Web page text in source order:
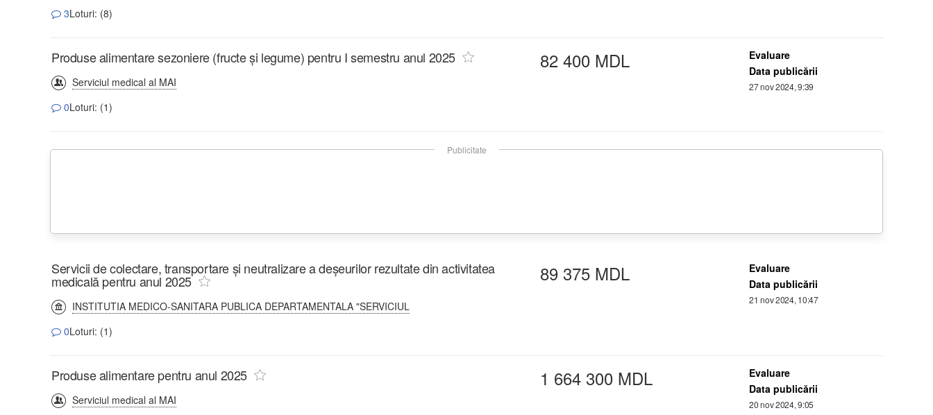
3Loturi: (8)
Produse alimentare sezoniere (fructe și legume) pentru I semestru anul 2025
Serviciul medical al MAI
0Loturi: (1)
82 400 MDL
Evaluare
Data publicării
27 nov 2024, 9:39
Publicitate
Servicii de colectare, transportare și neutralizare a deșeurilor rezultate din activitatea
medicală pentru anul 2025
INSTITUTIA MEDICO-SANITARA PUBLICA DEPARTAMENTALA "SERVICIUL
0Loturi: (1)
89 375 MDL
Evaluare
Data publicării
21 nov 2024, 10:47
Produse alimentare pentru anul 2025
Serviciul medical al MAI
1 664 300 MDL
Evaluare
Data publicării
20 nov 2024, 9:05